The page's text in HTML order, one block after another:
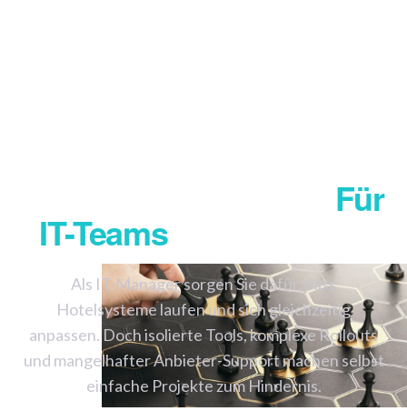
Für
IT-Teams
Als IT-Manager sorgen Sie dafür, dass
Hotelsysteme laufen und sich gleichzeitig
anpassen. Doch isolierte Tools, komplexe Rollouts
und mangelhafter Anbieter-Support machen selbst
einfache Projekte zum Hindernis.